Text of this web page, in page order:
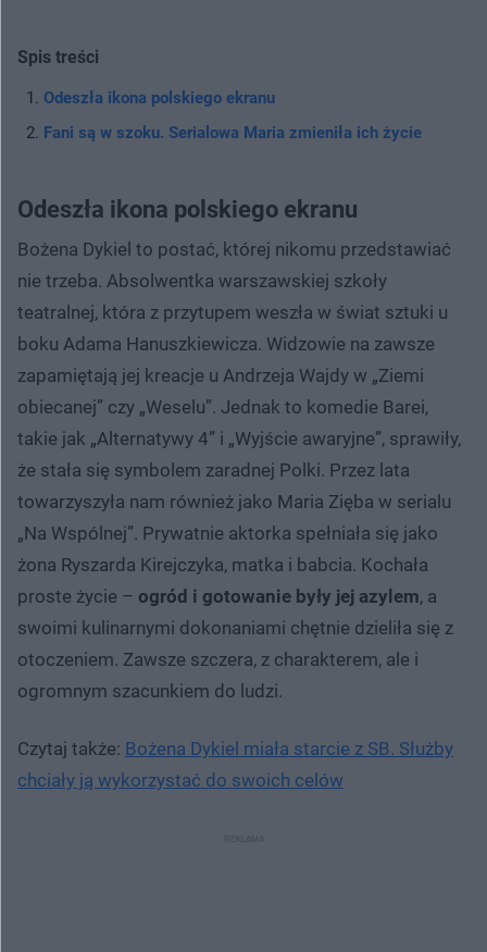
Spis treści
Odeszła ikona polskiego ekranu
Fani są w szoku. Serialowa Maria zmieniła ich życie
Odeszła ikona polskiego ekranu
Bożena Dykiel to postać, której nikomu przedstawiać
nie trzeba. Absolwentka warszawskiej szkoły
teatralnej, która z przytupem weszła w świat sztuki u
boku Adama Hanuszkiewicza. Widzowie na zawsze
zapamiętają jej kreacje u Andrzeja Wajdy w „Ziemi
obiecanej” czy „Weselu”. Jednak to komedie Barei,
takie jak „Alternatywy 4” i „Wyjście awaryjne”, sprawiły,
że stała się symbolem zaradnej Polki. Przez lata
towarzyszyła nam również jako Maria Zięba w serialu
„Na Wspólnej”. Prywatnie aktorka spełniała się jako
żona Ryszarda Kirejczyka, matka i babcia. Kochała
proste życie – ogród i gotowanie były jej azylem, a
swoimi kulinarnymi dokonaniami chętnie dzieliła się z
otoczeniem. Zawsze szczera, z charakterem, ale i
ogromnym szacunkiem do ludzi.
Czytaj także: Bożena Dykiel miała starcie z SB. Służby
chciały ją wykorzystać do swoich celów